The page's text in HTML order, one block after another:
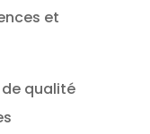
et
qualité